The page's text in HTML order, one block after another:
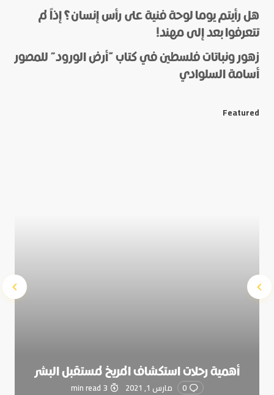
Name
*
E-mail
*
هل رأيتم يوما لوحة فنية على رأس إنسان؟ إذاً لم
تتعرفوا بعد إلى مهند!
زهور ونباتات فلسطين في كتاب “أرض الورود” للمصور
أسامة السلوادي
Featured
أهمية رحلات استكشاف المريخ لمستقبل البشر
0 مارس 1, 2021 3 min read